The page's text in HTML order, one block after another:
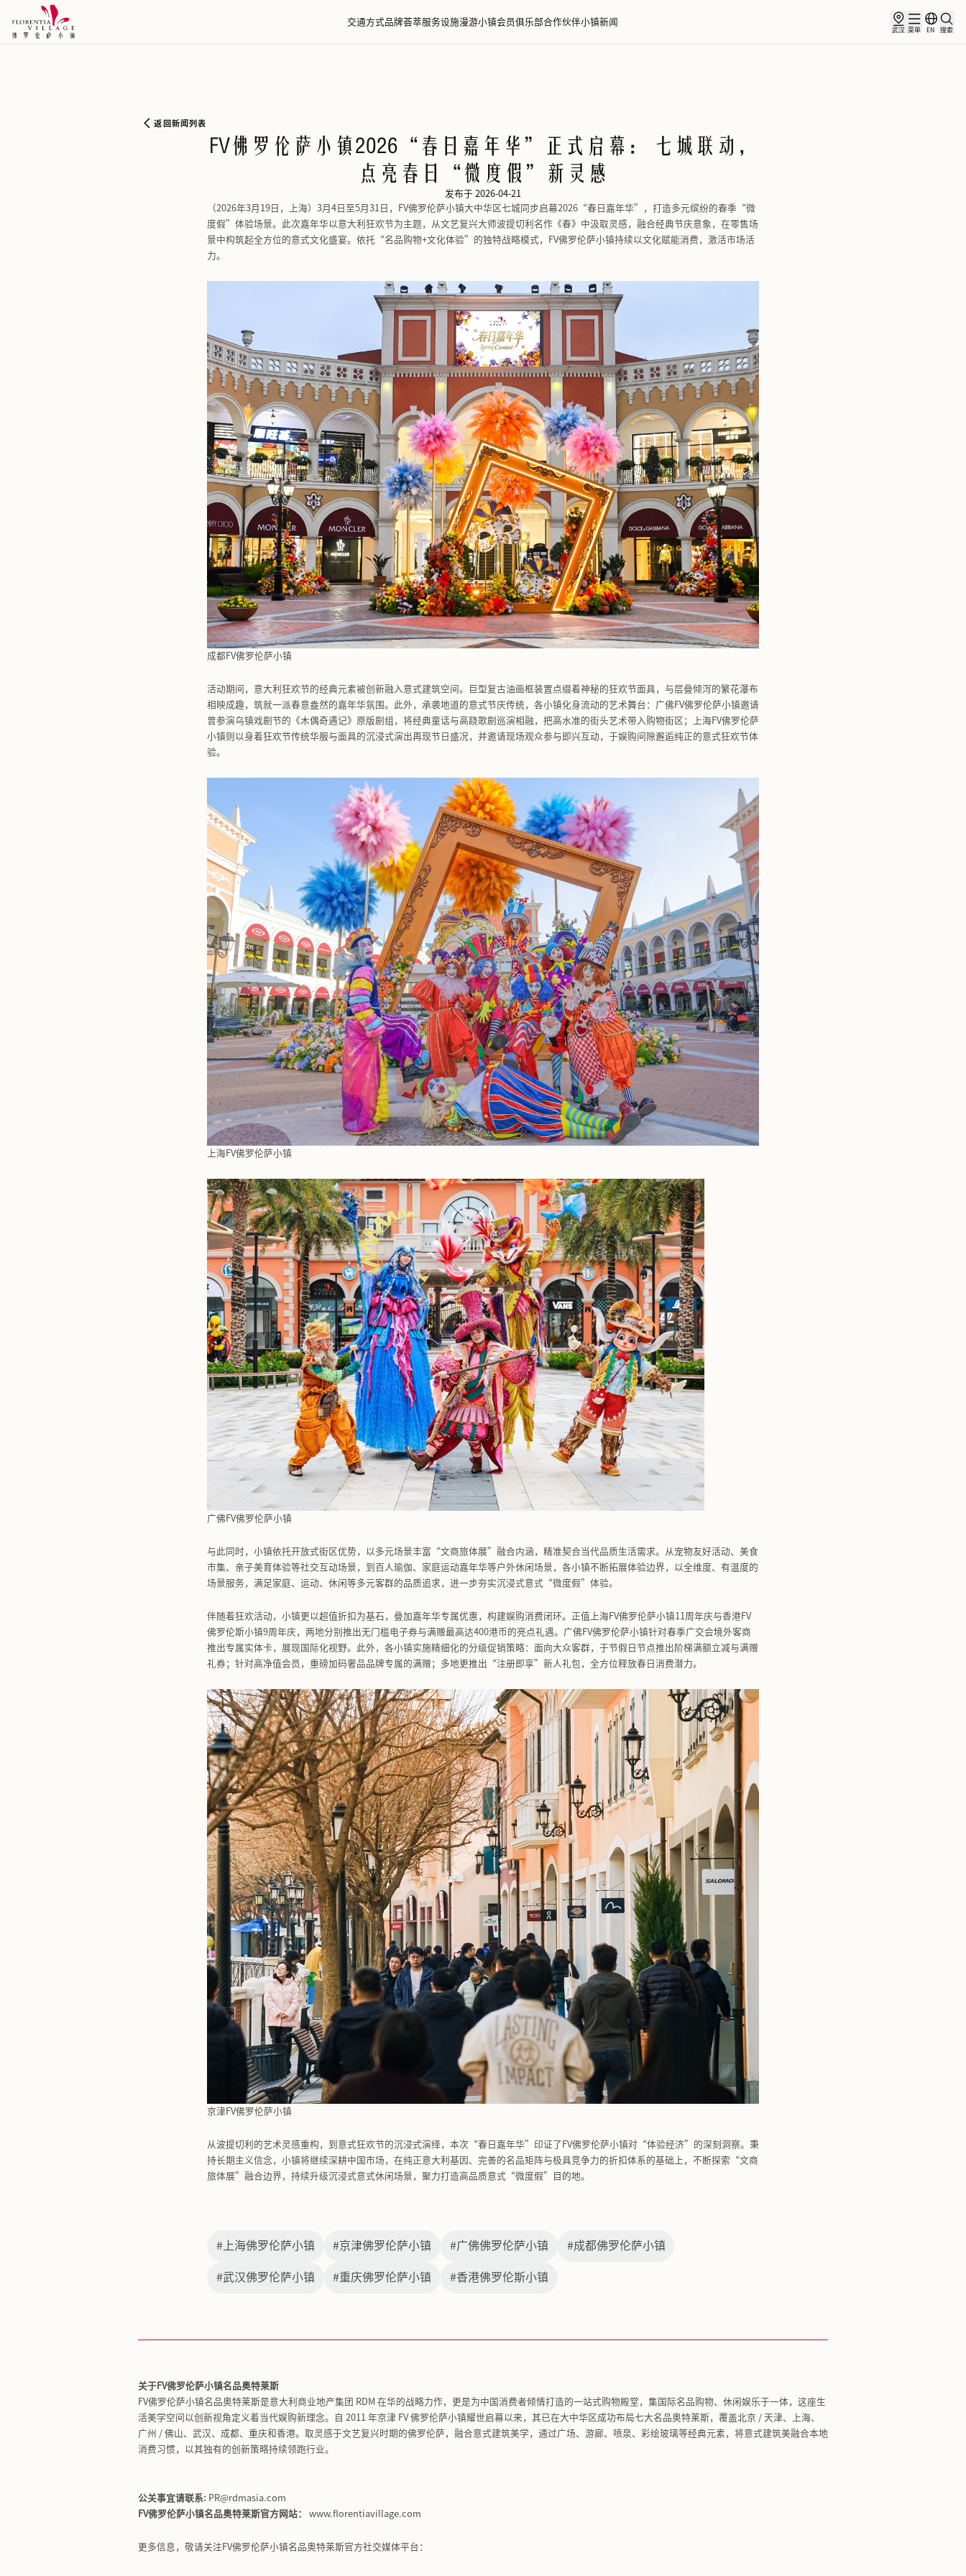
交通方式品牌荟萃服务设施漫游小镇
返回新闻列表
FV佛罗伦萨小镇2026“春日嘉年华”正式启幕： 七城联动，
点亮春日“微度假”新灵感
发布于 2026-04-21
度假”体验场景。此次嘉年华以意大利狂欢节为主题，从文艺复兴大师波提切利名作《春》中汲取灵感，融合经典节庆意象，在零售场
景中构筑起全方位的意式文化盛宴。依托“名品购物+文化体验”的独特战略模式，FV佛罗伦萨小镇持续以文化赋能消费，激活市场活
成都FV佛罗伦萨小镇
活动期间，意大利狂欢节的经典元素被创新融入意式建筑空间。巨型复古油画框装置点缀着神秘的狂欢节面具，与层叠倾泻的繁花瀑布
相映成趣，筑就一派春意盎然的嘉年华氛围。此外，承袭地道的意式节庆传统，各小镇化身流动的艺术舞台：广佛FV佛罗伦萨小镇邀请
曾参演乌镇戏剧节的《木偶奇遇记》原版剧组，将经典童话与高跷歌剧巡演相融，把高水准的街头艺术带入购物街区；上海FV佛罗伦萨
小镇则以身着狂欢节传统华服与面具的沉浸式演出再现节日盛况，并邀请现场观众参与即兴互动，于娱购间隙邂逅纯正的意式狂欢节体
验。
上海FV佛罗伦萨小镇
广佛FV佛罗伦萨小镇
与此同时，小镇依托开放式街区优势，以多元场景丰富“文商旅体展”融合内涵，精准契合当代品质生活需求。从宠物友好活动、美食
市集、亲子美育体验等社交互动场景，到百人瑜伽、家庭运动嘉年华等户外休闲场景，各小镇不断拓展体验边界，以全维度、有温度的
场景服务，满足家庭、运动、休闲等多元客群的品质追求，进一步夯实沉浸式意式“微度假”体验。
伴随着狂欢活动，小镇更以超值折扣为基石，叠加嘉年华专属优惠，构建娱购消费闭环。正值上海FV佛罗伦萨小镇11周年庆与香港FV
佛罗伦斯小镇9周年庆，两地分别推出无门槛电子券与满赠最高达400港币的亮点礼遇。广佛FV佛罗伦萨小镇针对春季广交会境外客商
推出专属实体卡，展现国际化视野。此外，各小镇实施精细化的分级促销策略：面向大众客群，于节假日节点推出阶梯满额立减与满赠
礼券；针对高净值会员，重磅加码奢品品牌专属的满赠；多地更推出“注册即享”新人礼包，全方位释放春日消费潜力。